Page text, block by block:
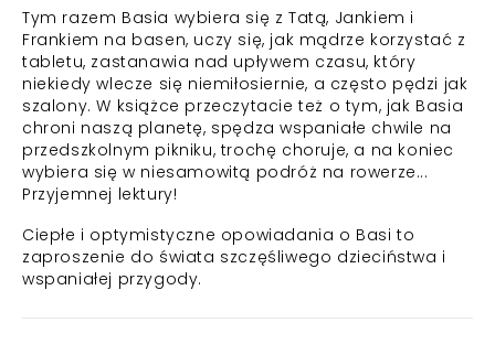
Tym razem Basia wybiera się z Tatą, Jankiem i
Frankiem na basen, uczy się, jak mądrze korzystać z
tabletu, zastanawia nad upływem czasu, który
niekiedy wlecze się niemiłosiernie, a często pędzi jak
szalony. W książce przeczytacie też o tym, jak Basia
chroni naszą planetę, spędza wspaniałe chwile na
przedszkolnym pikniku, trochę choruje, a na koniec
wybiera się w niesamowitą podróż na rowerze...
Przyjemnej lektury!
Ciepłe i optymistyczne opowiadania o Basi to
zaproszenie do świata szczęśliwego dzieciństwa i
wspaniałej przygody.